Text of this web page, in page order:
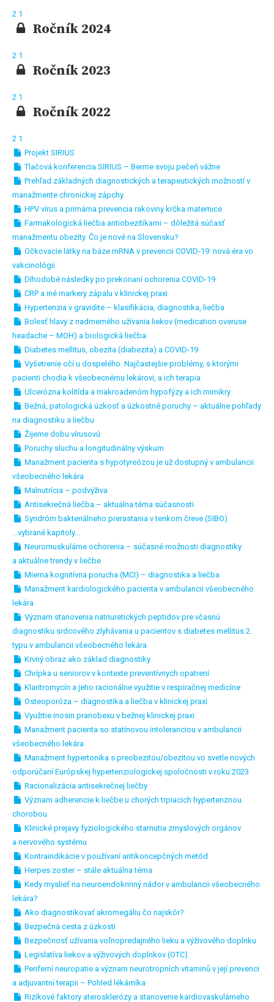
2 1
Ročník 2024
2 1
Ročník 2023
2 1
Ročník 2022
2 1
Projekt SIRIUS
Tlačová konferencia SIRIUS – Berme svoju pečeň vážne
Prehľad základných diagnostických a terapeutických možností v
manažmente chronickej zápchy
HPV vírus a primárna prevencia rakoviny krčka maternice
Farmakologická liečba antiobezitikami – dôležitá súčasť
manažmentu obezity. Čo je nové na Slovensku?
Očkovacie látky na báze mRNA v prevencii COVID-19: nová éra vo
vakcinológii
Dlhodobé následky po prekonaní ochorenia COVID-19
CRP a iné markery zápalu v klinickej praxi
Hypertenzia v gravidite – klasifikácia, diagnostika, liečba
Bolesť hlavy z nadmerného užívania liekov (medication overuse
headache – MOH) a biologická liečba
Diabetes mellitus, obezita (diabezita) a COVID-19
Vyšetrenie očí u dospelého. Najčastejšie problémy, s ktorými
pacienti chodia k všeobecnému lekárovi, a ich terapia
Ulcerózna kolitída a makroadenóm hypofýzy a ich mimikry
Bežná, patologická úzkosť a úzkostné poruchy – aktuálne pohľady
na diagnostiku a liečbu
Žijeme dobu vírusovú
Poruchy sluchu a longitudinálny výskum
Manažment pacienta s hypotyreózou je už dostupný v ambulancii
všeobecného lekára
Malnutrícia – podvýživa
Antisekrečná liečba – aktuálna téma súčasnosti
Syndróm bakteriálneho prerastania v tenkom čreve (SIBO)
...vybrané kapitoly...
Neuromuskulárne ochorenia – súčasné možnosti diagnostiky
a aktuálne trendy v liečbe
Mierna kognitívna porucha (MCI) – diagnostika a liečba
Manažment kardiologického pacienta v ambulancii všeobecného
lekára
Význam stanovenia natriuretických peptidov pre včasnú
diagnostiku srdcového zlyhávania u pacientov s diabetes mellitus 2.
typu v ambulancii všeobecného lekára
Krvný obraz ako základ diagnostiky
Chrípka u seniorov v kontexte preventívnych opatrení
Klaritromycín a jeho racionálne využitie v respiračnej medicíne
Osteoporóza – diagnostika a liečba v klinickej praxi
Využitie inosin pranobexu v bežnej klinickej praxi
Manažment pacienta so statínovou intoleranciou v ambulancii
všeobecného lekára
Manažment hypertonika s preobezitou/obezitou vo svetle nových
odporúčaní Európskej hypertenziologickej spoločnosti v roku 2023
Racionalizácia antisekrečnej liečby
Význam adherencie k liečbe u chorých trpiacich hypertenznou
chorobou
Klinické prejavy fyziologického starnutia zmyslových orgánov
a nervového systému
Kontraindikácie v používaní antikoncepčných metód
Herpes zoster – stále aktuálna téma
Kedy myslieť na neuroendokrinný nádor v ambulancii všeobecného
lekára?
Ako diagnostikovať akromegáliu čo najskôr?
Bezpečná cesta z úzkosti
Bezpečnosť užívania voľnopredajného lieku a výživového doplnku
Legislatíva liekov a výživových doplnkov (OTC)
Periferní neuropatie a význam neurotropních vitaminů v její prevenci
a adjuvantní terapii – Pohled lékárníka
Rizikové faktory aterosklerózy a stanovenie kardiovaskulárneho